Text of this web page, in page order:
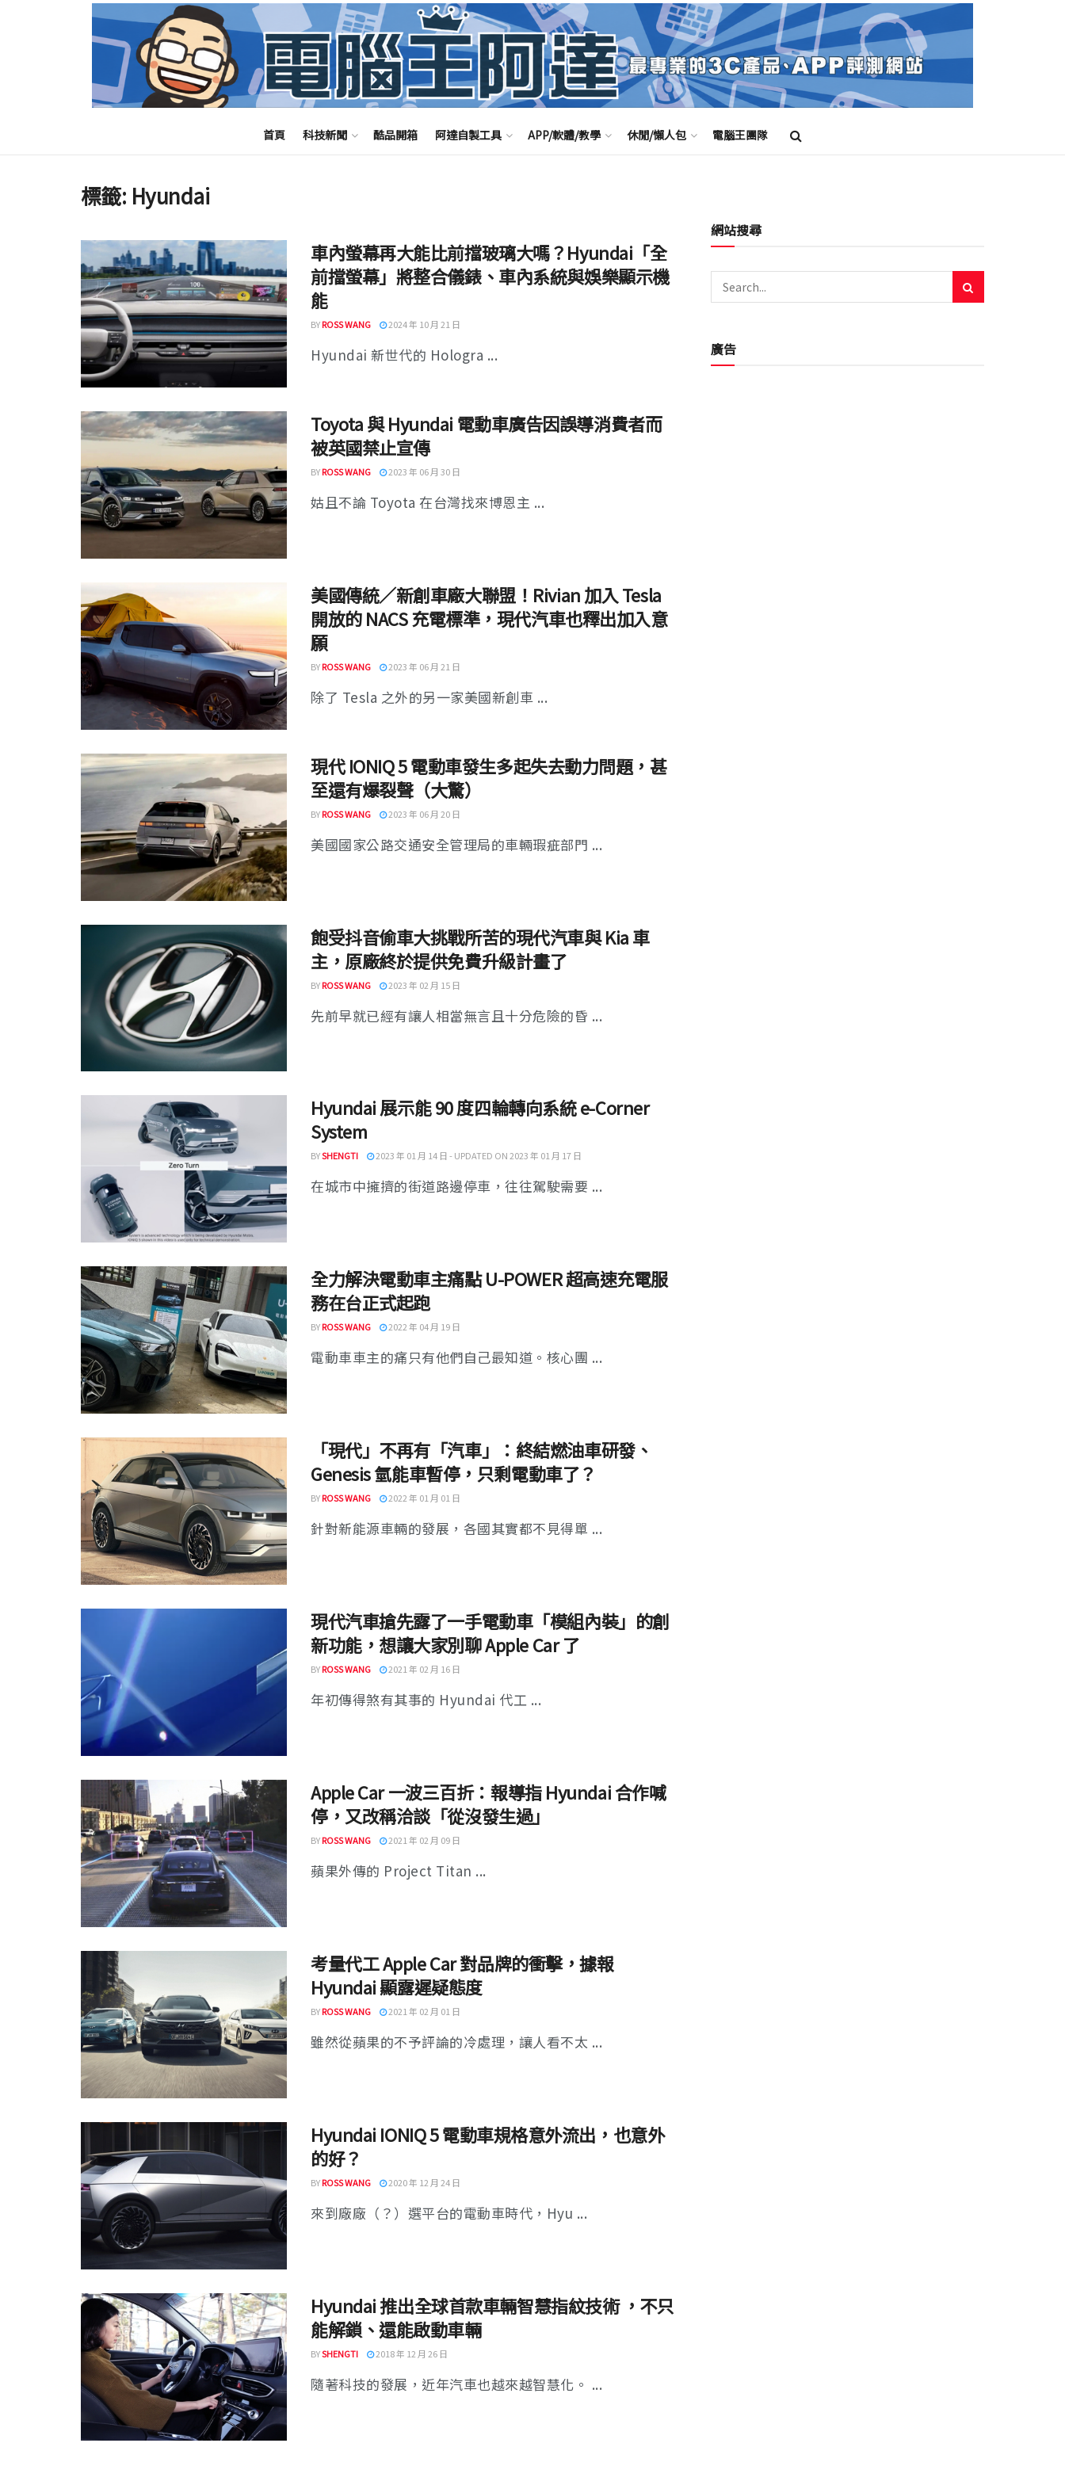
首頁 科技新聞 酷品開箱 阿達自製工具 APP/軟體/教學 休閒/懶人包 電腦王團隊
標籤: Hyundai
車內螢幕再大能比前擋玻璃大嗎？Hyundai「全
前擋螢幕」將整合儀錶、車內系統與娛樂顯示機
能
BYROSS WANG 2024 年 10 月 21 日
Hyundai 新世代的 Hologra ...
Toyota 與 Hyundai 電動車廣告因誤導消費者而
被英國禁止宣傳
BYROSS WANG 2023 年 06 月 30 日
姑且不論 Toyota 在台灣找來博恩主 ...
美國傳統／新創車廠大聯盟！Rivian 加入 Tesla
開放的 NACS 充電標準，現代汽車也釋出加入意
願
BYROSS WANG 2023 年 06 月 21 日
除了 Tesla 之外的另一家美國新創車 ...
現代 IONIQ 5 電動車發生多起失去動力問題，甚
至還有爆裂聲（大驚）
BYROSS WANG 2023 年 06 月 20 日
美國國家公路交通安全管理局的車輛瑕疵部門 ...
飽受抖音偷車大挑戰所苦的現代汽車與 Kia 車
主，原廠終於提供免費升級計畫了
BYROSS WANG 2023 年 02 月 15 日
先前早就已經有讓人相當無言且十分危險的昏 ...
Hyundai 展示能 90 度四輪轉向系統 e-Corner
System
BYSHENGTI 2023 年 01 月 14 日 - UPDATED ON 2023 年 01 月 17 日
在城市中擁擠的街道路邊停車，往往駕駛需要 ...
全力解決電動車主痛點 U-POWER 超高速充電服
務在台正式起跑
BYROSS WANG 2022 年 04 月 19 日
電動車車主的痛只有他們自己最知道。核心團 ...
「現代」不再有「汽車」：終結燃油車研發、
Genesis 氫能車暫停，只剩電動車了？
BYROSS WANG 2022 年 01 月 01 日
針對新能源車輛的發展，各國其實都不見得單 ...
現代汽車搶先露了一手電動車「模組內裝」的創
新功能，想讓大家別聊 Apple Car 了
BYROSS WANG 2021 年 02 月 16 日
年初傳得煞有其事的 Hyundai 代工 ...
Apple Car 一波三百折：報導指 Hyundai 合作喊
停，又改稱洽談「從沒發生過」
BYROSS WANG 2021 年 02 月 09 日
蘋果外傳的 Project Titan ...
考量代工 Apple Car 對品牌的衝擊，據報
Hyundai 顯露遲疑態度
BYROSS WANG 2021 年 02 月 01 日
雖然從蘋果的不予評論的冷處理，讓人看不太 ...
Hyundai IONIQ 5 電動車規格意外流出，也意外
的好？
BYROSS WANG 2020 年 12 月 24 日
來到廠廠（？）選平台的電動車時代，Hyu ...
Hyundai 推出全球首款車輛智慧指紋技術 ，不只
能解鎖、還能啟動車輛
BYSHENGTI 2018 年 12 月 26 日
隨著科技的發展，近年汽車也越來越智慧化。 ...
網站搜尋
廣告